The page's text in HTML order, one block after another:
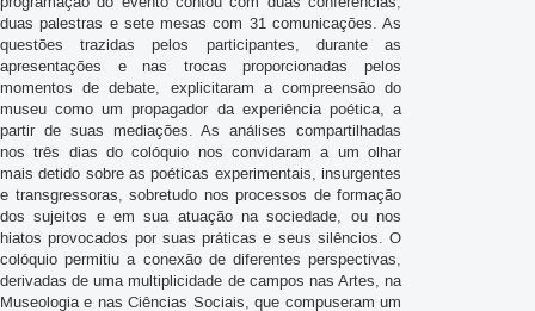
duas palestras e sete mesas com 31 comunicações. As
questões trazidas pelos participantes, durante as
apresentações e nas trocas proporcionadas pelos
momentos de debate, explicitaram a compreensão do
museu como um propagador da experiência poética, a
partir de suas mediações. As análises compartilhadas
nos três dias do colóquio nos convidaram a um olhar
mais detido sobre as poéticas experimentais, insurgentes
e transgressoras, sobretudo nos processos de formação
dos sujeitos e em sua atuação na sociedade, ou nos
hiatos provocados por suas práticas e seus silêncios. O
colóquio permitiu a conexão de diferentes perspectivas,
derivadas de uma multiplicidade de campos nas Artes, na
Museologia e nas Ciências Sociais, que compuseram um